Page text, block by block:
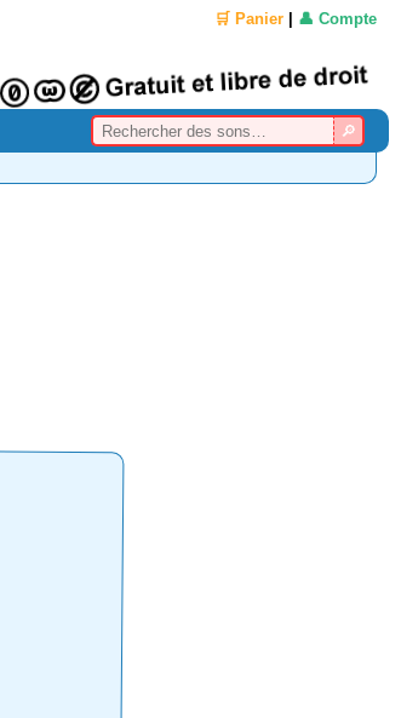
🛒 Panier 👤 Compte